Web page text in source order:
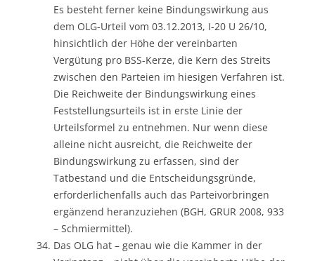
Es besteht ferner keine Bindungswirkung aus
dem OLG-Urteil vom 03.12.2013, I-20 U 26/10,
hinsichtlich der Höhe der vereinbarten
Vergütung pro BSS-Kerze, die Kern des Streits
zwischen den Parteien im hiesigen Verfahren ist.
Die Reichweite der Bindungswirkung eines
Feststellungsurteils ist in erste Linie der
Urteilsformel zu entnehmen. Nur wenn diese
alleine nicht ausreicht, die Reichweite der
Bindungswirkung zu erfassen, sind der
Tatbestand und die Entscheidungsgründe,
erforderlichenfalls auch das Parteivorbringen
ergänzend heranzuziehen (BGH, GRUR 2008, 933
– Schmiermittel).
Das OLG hat – genau wie die Kammer in der